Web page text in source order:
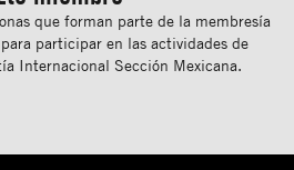
que forman parte de la membresía
participar en las actividades de
Internacional Sección Mexicana.